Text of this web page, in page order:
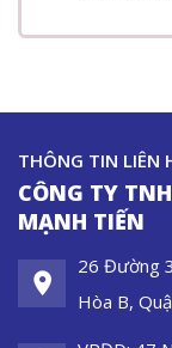
THÔNG TIN LIÊN
CÔNG TY
MẠNH TIẾN
26 Đường
Hòa B,